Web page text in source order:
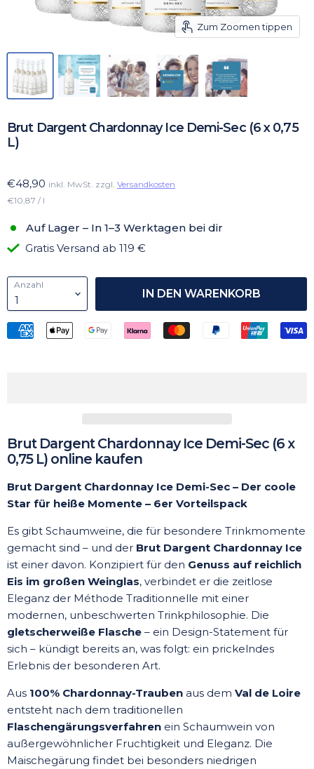
Zum Zoomen tippen
Brut Dargent Chardonnay Ice Demi-Sec (6 x 0,75
L)
€48,90 inkl. MwSt. zzgl. Versandkosten
€10,87 / l
Auf Lager – In 1–3 Werktagen bei dir
Gratis Versand ab 119 €
Anzahl
IN DEN WARENKORB
Brut Dargent Chardonnay Ice Demi-Sec (6 x
0,75 L) online kaufen
Brut Dargent Chardonnay Ice Demi-Sec – Der coole
Star für heiße Momente – 6er Vorteilspack
Es gibt Schaumweine, die für besondere Trinkmomente
gemacht sind – und der Brut Dargent Chardonnay Ice
ist einer davon. Konzipiert für den Genuss auf reichlich
Eis im großen Weinglas, verbindet er die zeitlose
Eleganz der Méthode Traditionnelle mit einer
modernen, unbeschwerten Trinkphilosophie. Die
gletscherweiße Flasche – ein Design-Statement für
sich – kündigt bereits an, was folgt: ein prickelndes
Erlebnis der besonderen Art.
Aus 100% Chardonnay-Trauben aus dem Val de Loire
entsteht nach dem traditionellen
Flaschengärungsverfahren ein Schaumwein von
außergewöhnlicher Fruchtigkeit und Eleganz. Die
Maischegärung findet bei besonders niedrigen